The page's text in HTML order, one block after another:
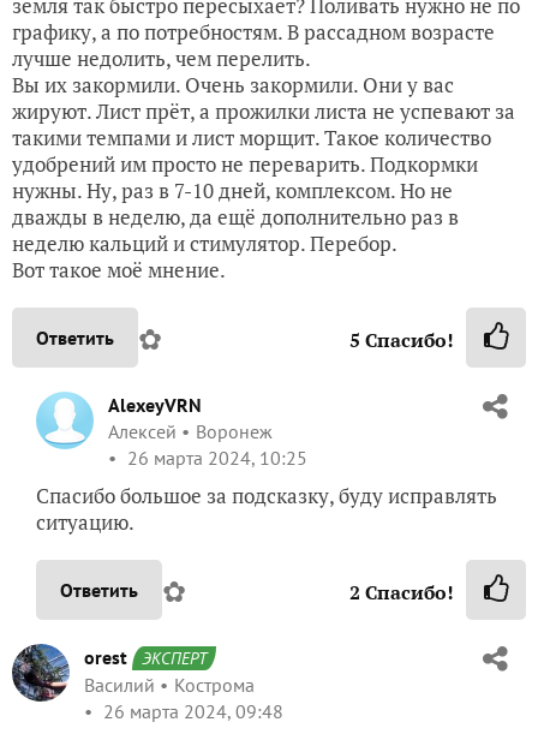
земля так быстро пересыхает? Поливать нужно не по
графику, а по потребностям. В рассадном возрасте
лучше недолить, чем перелить.
Вы их закормили. Очень закормили. Они у вас
жируют. Лист прёт, а прожилки листа не успевают за
такими темпами и лист морщит. Такое количество
удобрений им просто не переварить. Подкормки
нужны. Ну, раз в 7-10 дней, комплексом. Но не
дважды в неделю, да ещё дополнительно раз в
неделю кальций и стимулятор. Перебор.
Вот такое моё мнение.
Ответить ✿ 5 Спасибо!
AlexeyVRN
Алексей
Воронеж
26 марта 2024, 10:25
Спасибо большое за подсказку, буду исправлять
ситуацию.
Ответить ✿ 2 Спасибо!
orest ЭКСПЕРТ
Василий
Кострома
26 марта 2024, 09:48